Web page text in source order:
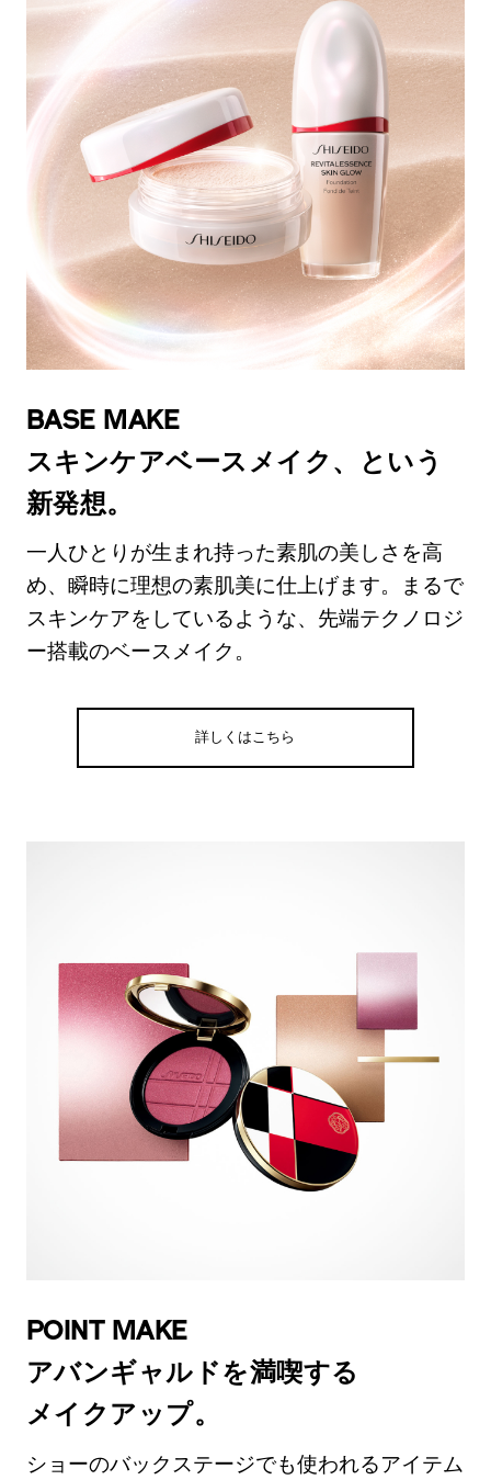
BASE MAKE
スキンケアベースメイク、という
新発想。
一人ひとりが生まれ持った素肌の美しさを高
め、瞬時に理想の素肌美に仕上げます。まるで
スキンケアをしているような、先端テクノロジ
ー搭載のベースメイク。
詳しくはこちら
POINT MAKE
アバンギャルドを満喫する
メイクアップ。
ショーのバックステージでも使われるアイテム